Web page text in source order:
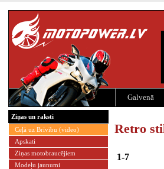
Galvenā
Ziņas un raksti
Ceļā uz Brīvību (video)
Apskati
Ziņas motobraucējiem
Modeļu jaunumi
Retro
1-7